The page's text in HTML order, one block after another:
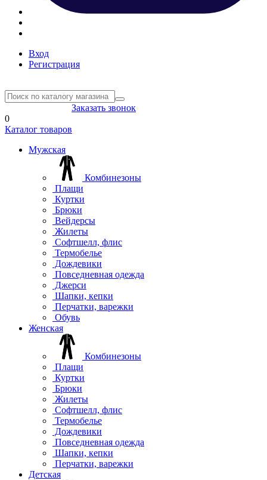
Вход
Регистрация
Заказать звонок
0
Каталог товаров
Мужская
Комбинезоны
Плащи
Куртки
Брюки
Вейдерсы
Жилеты
Софтшелл, флис
Термобелье
Дождевики
Повседневная одежда
Джерси
Шапки, кепки
Перчатки, варежки
Обувь
Женская
Комбинезоны
Плащи
Куртки
Брюки
Жилеты
Софтшелл, флис
Термобелье
Дождевики
Повседневная одежда
Шапки, кепки
Перчатки, варежки
Детская